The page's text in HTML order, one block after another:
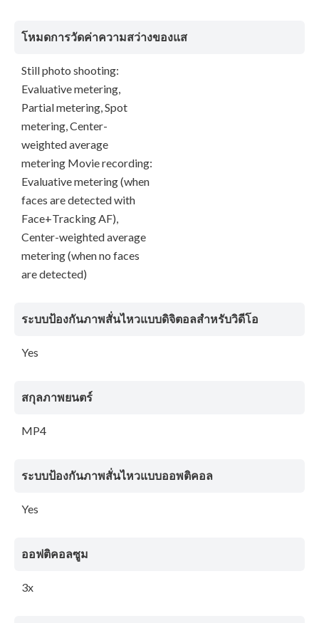
โหมดการวัดค่าความสว่างของแส
Still photo shooting:
Evaluative metering,
Partial metering, Spot
metering, Center-
weighted average
metering Movie recording:
Evaluative metering (when
faces are detected with
Face+Tracking AF),
Center-weighted average
metering (when no faces
are detected)
ระบบป้องกันภาพสั่นไหวแบบดิจิตอลสำหรับวิดีโอ
Yes
สกุลภาพยนตร์
MP4
ระบบป้องกันภาพสั่นไหวแบบออพติคอล
Yes
ออฟติคอลซูม
3x